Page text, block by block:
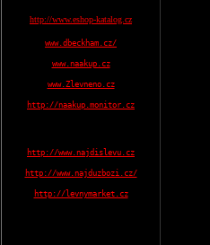
http://www.eshop-katalog.cz
www.dbeckham.cz/
www.naakup.cz
www.Zlevneno.cz
http://naakup.monitor.cz
http://www.najdislevu.cz
http://www.najduzbozi.cz/
http://levnymarket.cz